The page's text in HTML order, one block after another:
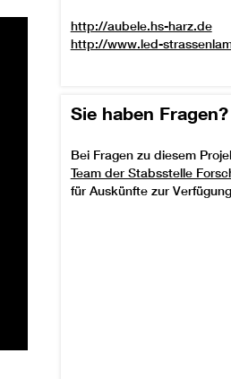
http://aubele.hs-harz.de
http://www.led-
Sie haben Fragen?
Bei Fragen zu diesem
Team der Stabsstelle
für Auskünfte zur